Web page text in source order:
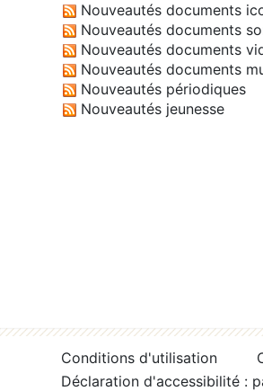
Nouveautés documents
Nouveautés documents
Nouveautés documents
Nouveautés documents
Nouveautés périodiques
Nouveautés jeunesse
Conditions d'utilisation
Déclaration d'accessibilité :